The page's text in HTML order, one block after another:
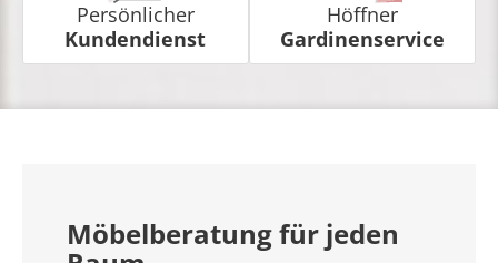
Persönlicher
Kundendienst
Höffner
Gardinenservice
Möbelberatung für jeden